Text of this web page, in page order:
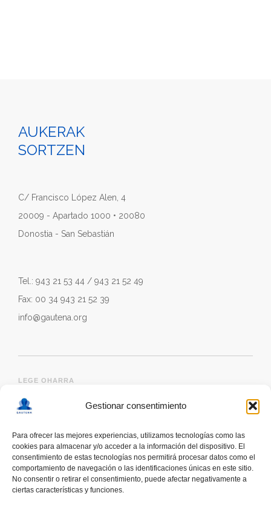
Gestionar consentimiento
Para ofrecer las mejores experiencias, utilizamos tecnologías como las
cookies para almacenar y/o acceder a la información del dispositivo. El
consentimiento de estas tecnologías nos permitirá procesar datos como el
comportamiento de navegación o las identificaciones únicas en este sitio.
No consentir o retirar el consentimiento, puede afectar negativamente a
ciertas características y funciones.
AUKERAK
SORTZEN
C/ Francisco López Alen, 4
20009 - Apartado 1000 • 20080
Donostia - San Sebastián
Tel.: 943 21 53 44 / 943 21 52 49
Fax: 00 34 943 21 52 39
info@gautena.org
LEGE OHARRA
deskonektapp